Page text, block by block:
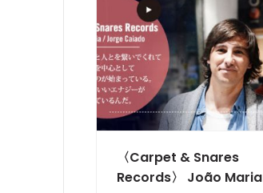
INTERVIEW
〈Carpet & Snares
Records〉 João Maria